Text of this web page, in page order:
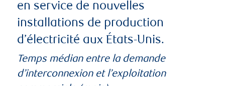
en service de nouvelles
installations de production
d’électricité aux États-Unis.
Temps médian entre la demande
d’interconnexion et l’exploitation